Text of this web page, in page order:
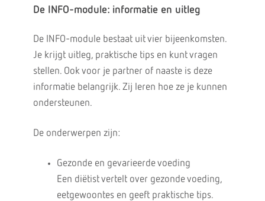
De INFO-module: informatie en uitleg
De INFO-module bestaat uit vier bijeenkomsten.
Je krijgt uitleg, praktische tips en kunt vragen
stellen. Ook voor je partner of naaste is deze
informatie belangrijk. Zij leren hoe ze je kunnen
ondersteunen.
De onderwerpen zijn:
Gezonde en gevarieerde voeding
Een diëtist vertelt over gezonde voeding,
eetgewoontes en geeft praktische tips.